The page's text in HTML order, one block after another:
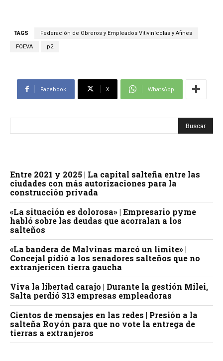
TAGS Federación de Obreros y Empleados Vitivinícolas y Afines
FOEVA p2
Facebook X WhatsApp
Entre 2021 y 2025 | La capital salteña entre las
ciudades con más autorizaciones para la
construcción privada
«La situación es dolorosa» | Empresario pyme
habló sobre las deudas que acorralan a los
salteños
«La bandera de Malvinas marcó un límite» |
Concejal pidió a los senadores salteños que no
extranjericen tierra gaucha
Viva la libertad carajo | Durante la gestión Milei,
Salta perdió 313 empresas empleadoras
Cientos de mensajes en las redes | Presión a la
salteña Royón para que no vote la entrega de
tierras a extranjeros